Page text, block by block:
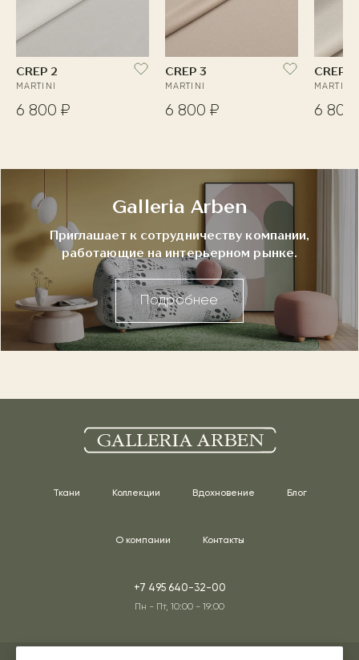
CREP 2
MARTINI
6 800 ₽
CREP 3
MARTINI
6 800 ₽
CREP 4
MARTINI
6 800
Galleria Arben
Приглашает к сотрудничеству компании,
работающие на интерьерном рынке.
Подробнее
Ткани Коллекции Вдохновение Блог
О компании Контакты
+7 495 640-32-00
Пн - Пт, 10:00 - 19:00